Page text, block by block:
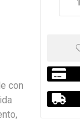
con